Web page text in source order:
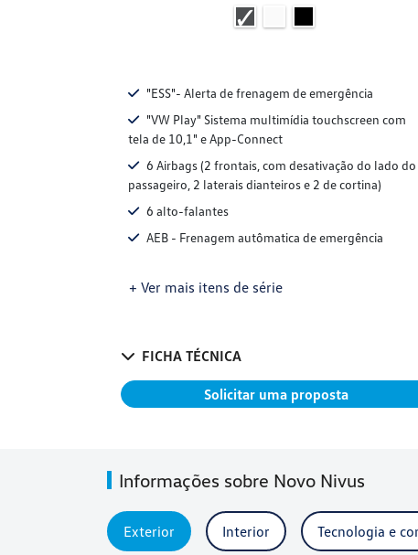
"ESS"- Alerta de frenagem de emergência
"VW Play" Sistema multimídia touchscreen com
tela de 10,1" e App-Connect
6 Airbags (2 frontais, com desativação do lado do
passageiro, 2 laterais dianteiros e 2 de cortina)
6 alto-falantes
AEB - Frenagem autômatica de emergência
+ Ver mais itens de série
FICHA TÉCNICA
Solicitar uma proposta
Informações sobre Novo Nivus
Exterior Interior Tecnologia e